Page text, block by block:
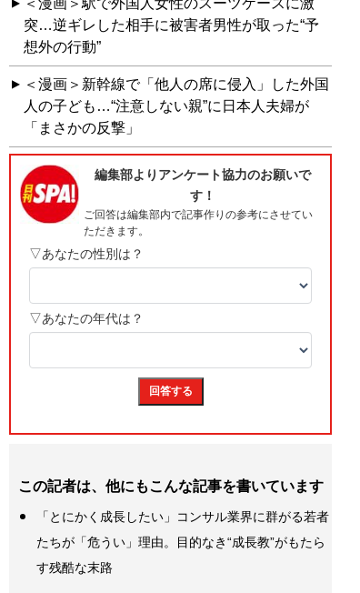
突…逆ギレした相手に被害者男性が取った“予
想外の行動”
＜漫画＞新幹線で「他人の席に侵入」した外国
人の子ども…“注意しない親”に日本人夫婦が
「まさかの反撃」
この記者は、他にもこんな記事を書いています
「とにかく成長したい」コンサル業界に群がる若者
たちが「危うい」理由。目的なき“成長教”がもたら
す残酷な末路